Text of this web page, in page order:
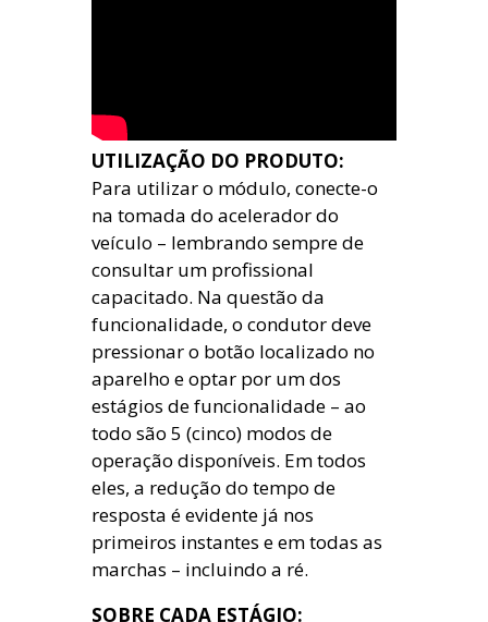
UTILIZAÇÃO DO PRODUTO:
Para utilizar o módulo, conecte-o
na tomada do acelerador do
veículo – lembrando sempre de
consultar um profissional
capacitado. Na questão da
funcionalidade, o condutor deve
pressionar o botão localizado no
aparelho e optar por um dos
estágios de funcionalidade – ao
todo são 5 (cinco) modos de
operação disponíveis. Em todos
eles, a redução do tempo de
resposta é evidente já nos
primeiros instantes e em todas as
marchas – incluindo a ré.
SOBRE CADA ESTÁGIO: